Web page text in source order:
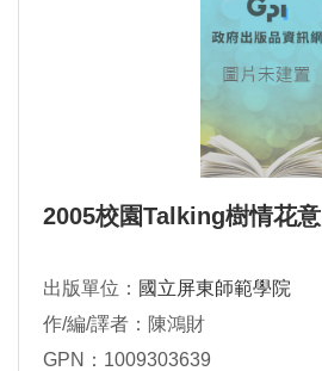
2005校園Talking樹情花意
出版單位： 國立屏東師範學院
作/編/譯者：陳鴻財
GPN：1009303639